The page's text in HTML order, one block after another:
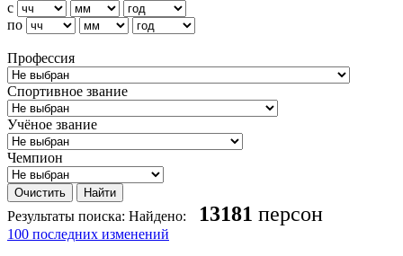
с
по
Профессия
Спортивное звание
Учёное звание
Чемпион
Результаты поиска: Найдено: 13181 персон
100 последних изменений